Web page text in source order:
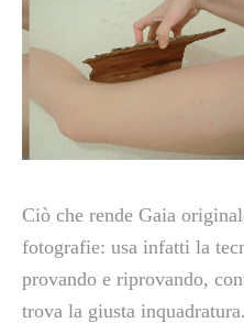
Ciò che rende Gaia
fotografie: usa infatti la
provando e riprovando,
trova la giusta